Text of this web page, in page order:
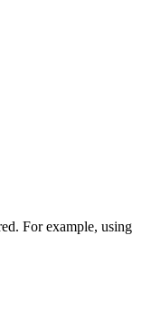
For example, using